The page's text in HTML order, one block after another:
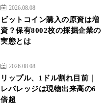
2026.08.08
ビットコイン購入の原資は増
資？保有8002枚の採掘企業の
実態とは
2026.08.08
リップル、1ドル割れ目前｜
レバレッジは現物出来高の6
倍超